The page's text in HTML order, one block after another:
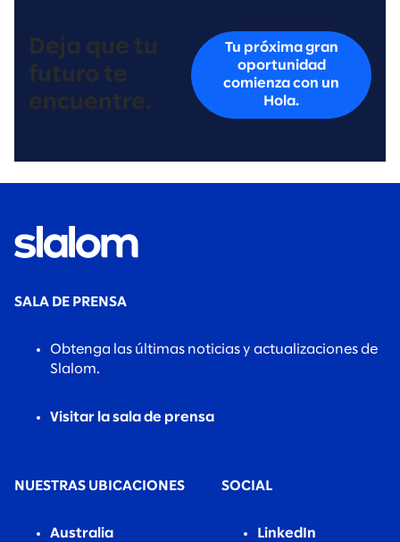
Deja que tu
futuro te
encuentre.
Tu próxima gran
oportunidad
comienza con un
Hola.
SALA DE PRENSA
Obtenga las últimas noticias y actualizaciones de
Slalom.
Visitar la sala de prensa
NUESTRAS UBICACIONES
Australia
SOCIAL
LinkedIn